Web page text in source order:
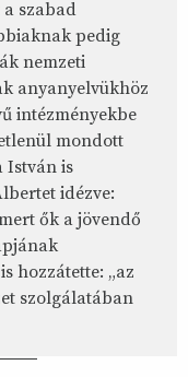
szabad
pedig
nemzeti
anyanyelvükhöz
intézményekbe
mondott
István is
idézve:
ők a jövendő
hozzátette: „az
szolgálatában